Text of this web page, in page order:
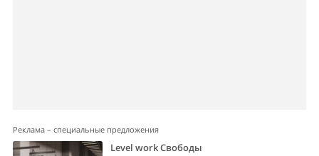
Реклама – специальные предложения
Level work Свободы